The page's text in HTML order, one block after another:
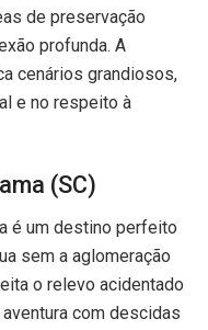
de preservação
profunda. A
cenários grandiosos,
e no respeito à
(SC)
é um destino perfeito
sem a aglomeração
o relevo acidentado
com descidas